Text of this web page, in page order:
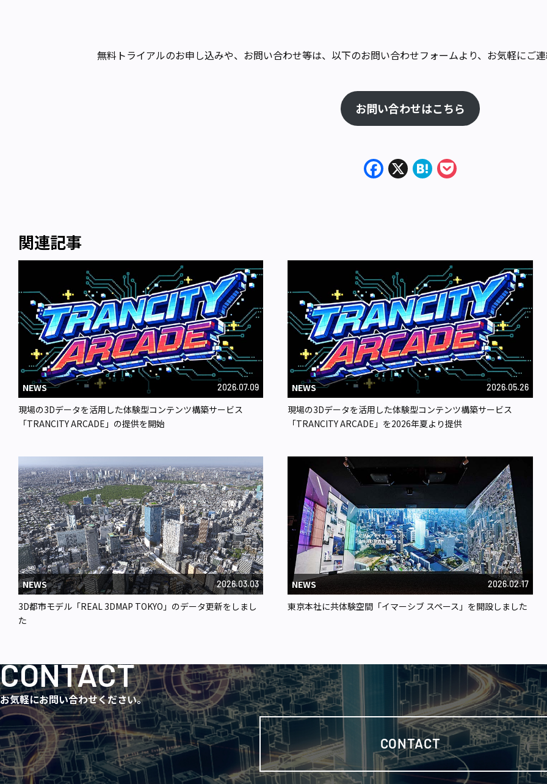
無料トライアルのお申し込みや、お問い合わせ等は、以下のお問い合わせフォームより、お気軽にご連
お問い合わせはこちら
Facebook
X Hatena
関連記事
NEWS 2026.07.09
現場の3Dデータを活用した体験型コンテンツ構築サービス
「TRANCITY ARCADE」の提供を開始
NEWS 2026.05.26
現場の3Dデータを活用した体験型コンテンツ構築サービス
「TRANCITY ARCADE」を2026年夏より提供
NEWS 2026.03.03
3D都市モデル「REAL 3DMAP TOKYO」のデータ更新をしまし
た
NEWS 2026.02.17
東京本社に共体験空間「イマーシブ スペース」を開設しました
CONTACT
お気軽にお問い合わせください。
CONTACT